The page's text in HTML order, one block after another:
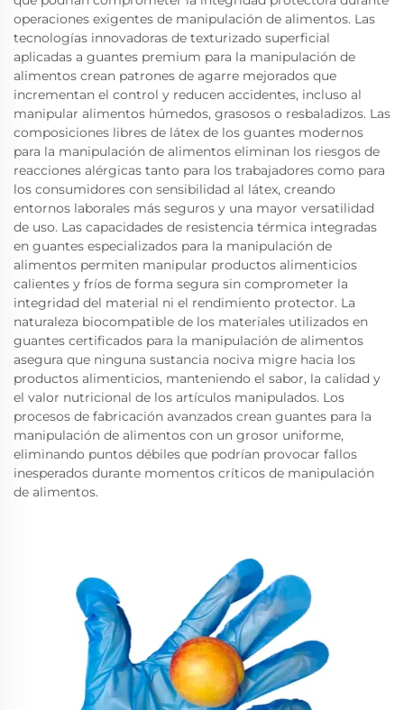
operaciones exigentes de manipulación de alimentos. Las
tecnologías innovadoras de texturizado superficial
aplicadas a guantes premium para la manipulación de
alimentos crean patrones de agarre mejorados que
incrementan el control y reducen accidentes, incluso al
manipular alimentos húmedos, grasosos o resbaladizos. Las
composiciones libres de látex de los guantes modernos
para la manipulación de alimentos eliminan los riesgos de
reacciones alérgicas tanto para los trabajadores como para
los consumidores con sensibilidad al látex, creando
entornos laborales más seguros y una mayor versatilidad
de uso. Las capacidades de resistencia térmica integradas
en guantes especializados para la manipulación de
alimentos permiten manipular productos alimenticios
calientes y fríos de forma segura sin comprometer la
integridad del material ni el rendimiento protector. La
naturaleza biocompatible de los materiales utilizados en
guantes certificados para la manipulación de alimentos
asegura que ninguna sustancia nociva migre hacia los
productos alimenticios, manteniendo el sabor, la calidad y
el valor nutricional de los artículos manipulados. Los
procesos de fabricación avanzados crean guantes para la
manipulación de alimentos con un grosor uniforme,
eliminando puntos débiles que podrían provocar fallos
inesperados durante momentos críticos de manipulación
de alimentos.